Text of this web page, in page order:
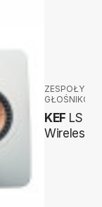
ZESPOŁY
KEF LS 50
Wireless II